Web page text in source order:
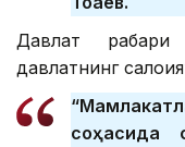
Давлат
давлатнинг
соҳасида